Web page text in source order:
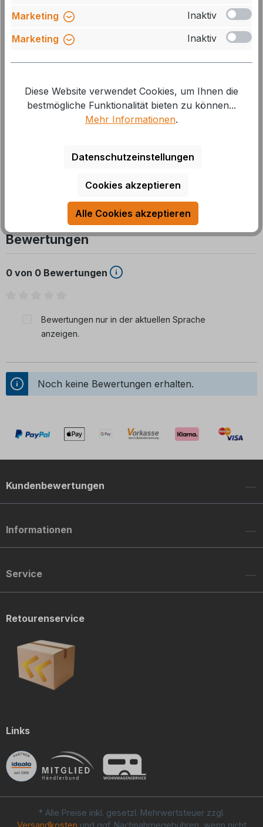
Artikelnummer:
Herstellernummer:
GTIN/EAN:
8004815288617
Beschreibung
vorgesehen. Die Ausführung ist aMehr
Bewertungen
0 von 0 Bewertungen
Bewertungen nur in der aktuellen Sprache
anzeigen.
Noch keine Bewertungen erhalten.
Kundenbewertungen
Informationen
Service
Retourenservice
Links
* Alle Preise inkl. gesetzl. Mehrwertsteuer zzgl.
Marketing
Inaktiv
Marketing
Inaktiv
Diese Website verwendet Cookies, um Ihnen die
bestmögliche Funktionalität bieten zu können...
Mehr Informationen.
Datenschutzeinstellungen
Cookies akzeptieren
Alle Cookies akzeptieren